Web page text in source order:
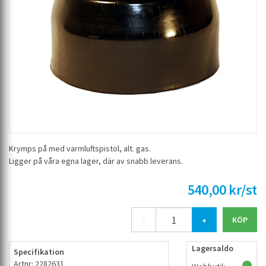
Krymps på med varmluftspistol, alt. gas.
Ligger på våra egna lager, där av snabb leverans.
540,00 kr/st
- +
Specifikation
Artnr: 2282631
Lagersaldo